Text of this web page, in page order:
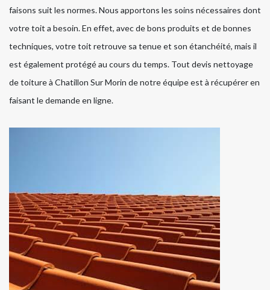
faisons suit les normes. Nous apportons les soins nécessaires dont
votre toit a besoin. En effet, avec de bons produits et de bonnes
techniques, votre toit retrouve sa tenue et son étanchéité, mais il
est également protégé au cours du temps. Tout devis nettoyage
de toiture à Chatillon Sur Morin de notre équipe est à récupérer en
faisant le demande en ligne.